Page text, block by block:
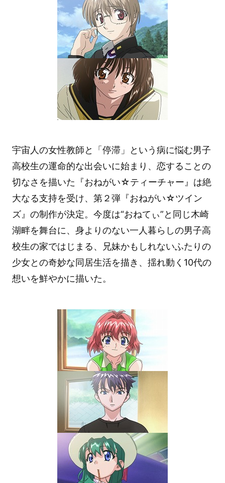
宇宙人の女性教師と「停滞」という病に悩む男子
高校生の運命的な出会いに始まり、恋することの
切なさを描いた『おねがい☆ティーチャー』は絶
大なる支持を受け、第２弾『おねがい☆ツイン
ズ』の制作が決定。今度は“おねてぃ”と同じ木崎
湖畔を舞台に、身よりのない一人暮らしの男子高
校生の家ではじまる、兄妹かもしれないふたりの
少女との奇妙な同居生活を描き、揺れ動く10代の
想いを鮮やかに描いた。